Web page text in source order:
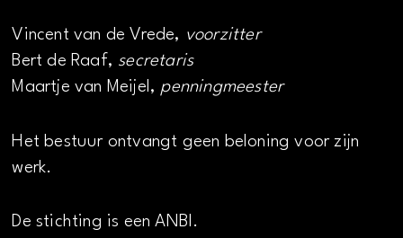
Vincent van de Vrede, voorzitter
Bert de Raaf, secretaris
Maartje van Meijel, penningmeester
Het bestuur ontvangt geen beloning voor zijn
werk.
De stichting is een ANBI.